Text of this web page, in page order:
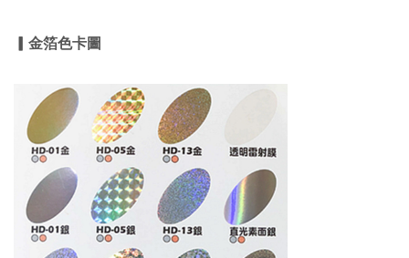
▎金箔色卡圖